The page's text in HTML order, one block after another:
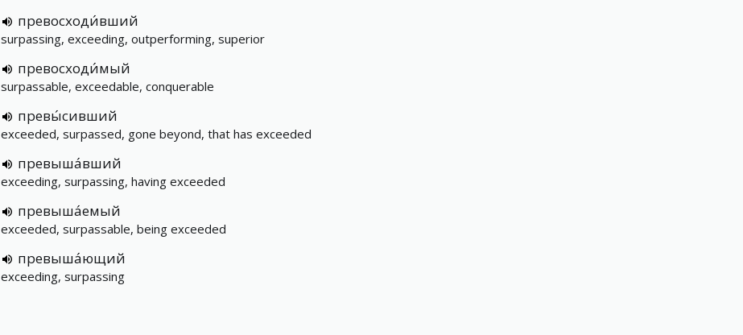
превосходи́вший
surpassing, exceeding, outperforming, superior
превосходи́мый
surpassable, exceedable, conquerable
превы́сивший
exceeded, surpassed, gone beyond, that has exceeded
превыша́вший
exceeding, surpassing, having exceeded
превыша́емый
exceeded, surpassable, being exceeded
превыша́ющий
exceeding, surpassing